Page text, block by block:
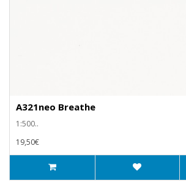
A321neo Breathe
1:500..
19,50€